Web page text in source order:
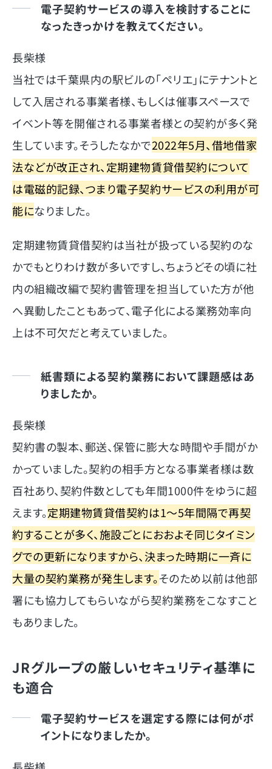
電子契約サービスの導入を検討することに
なったきっかけを教えてください。
長柴様
当社では千葉県内の駅ビルの「ペリエ」にテナントと
して入居される事業者様、もしくは催事スペースで
イベント等を開催される事業者様との契約が多く発
生しています。そうしたなかで2022年5月、借地借家
法などが改正され、定期建物賃貸借契約について
は電磁的記録、つまり電子契約サービスの利用が可
能になりました。
定期建物賃貸借契約は当社が扱っている契約のな
かでもとりわけ数が多いですし、ちょうどその頃に社
内の組織改編で契約書管理を担当していた方が他
へ異動したこともあって、電子化による業務効率向
上は不可欠だと考えていました。
紙書類による契約業務において課題感はあ
りましたか。
長柴様
契約書の製本、郵送、保管に膨大な時間や手間がか
かっていました。契約の相手方となる事業者様は数
百社あり、契約件数としても年間1000件をゆうに超
えます。定期建物賃貸借契約は1～5年間隔で再契
約することが多く、施設ごとにおおよそ同じタイミン
グでの更新になりますから、決まった時期に一斉に
大量の契約業務が発生します。そのため以前は他部
署にも協力してもらいながら契約業務をこなすこと
もありました。
JRグループの厳しいセキュリティ基準に
も適合
電子契約サービスを選定する際には何がポ
イントになりましたか。